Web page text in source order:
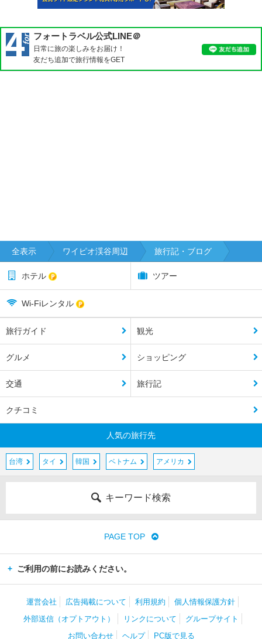
フォートラベル公式LINE＠
日常に旅の楽しみをお届け！
友だち追加で旅行情報をGET
全表示 ワイピオ渓谷周辺 旅行記・ブログ
ホテル ツアー
Wi-Fiレンタル
旅行ガイド 観光
グルメ ショッピング
交通 旅行記
クチコミ
人気の旅行先
台湾 タイ 韓国 ベトナム アメリカ
キーワード検索
PAGE TOP
ご利用の前にお読みください。
運営会社 広告掲載について 利用規約
個人情報保護方針
外部送信（オプトアウト）
リンクについて
グループサイト
お問い合わせ
ヘルプ PC版で見る